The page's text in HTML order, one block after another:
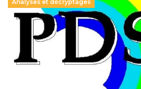
Analyses et décryptages
Hongrie : du changement pour
éducatives, aussi !
25 juin 2026
En Hongrie, le conservateur Peter
Tisza "Respect et liberté" ont
contre le premier ministre sortant,